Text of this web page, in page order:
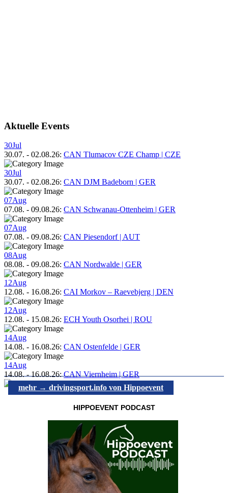
Aktuelle Events
30Jul
30.07. - 02.08.26: CAN Tlumacov CZE Champ | CZE
30Jul
30.07. - 02.08.26: CAN DJM Badeborn | GER
07Aug
07.08. - 09.08.26: CAN Schwanau-Ottenheim | GER
07Aug
07.08. - 09.08.26: CAN Piesendorf | AUT
08Aug
08.08. - 09.08.26: CAN Nordwalde | GER
12Aug
12.08. - 16.08.26: CAI Morkov – Raevebjerg | DEN
12Aug
12.08. - 15.08.26: ECH Youth Osorhei | ROU
14Aug
14.08. - 16.08.26: CAN Ostenfelde | GER
14Aug
14.08.-16.08.26:CAN Viernheim | GER
mehr → drivingsport.info von Hippoevent
HIPPOEVENT PODCAST